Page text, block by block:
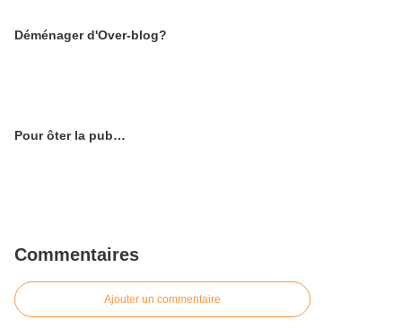
Déménager d'Over-blog?
Pour ôter la pub…
Commentaires
Ajouter un commentaire